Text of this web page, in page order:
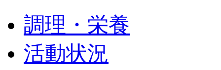
調理・栄養
活動状況